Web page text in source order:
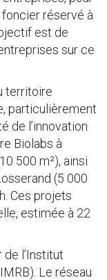
foncier réservé à
est de
sur ce
territoire
particulièrement
de l’innovation
Biolabs à
500 m²), ainsi
(5 000
Ces projets
estimée à 22
de l’Institut
Le réseau